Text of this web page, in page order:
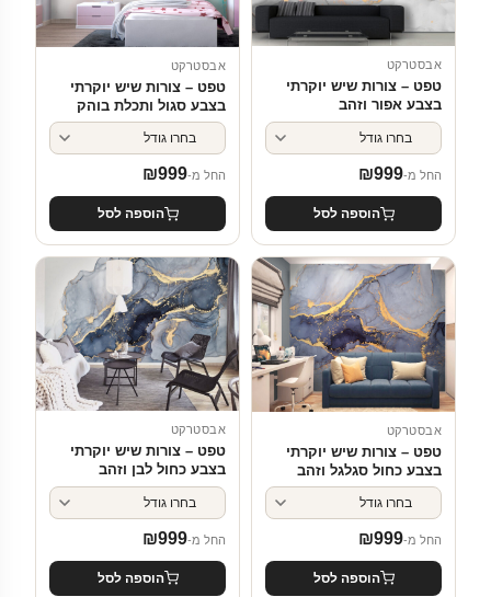
אבסטרקט
טפט – צורות שיש יוקרתי
בצבע אפור וזהב
החל מ- ₪999
הוספה לסל
אבסטרקט
טפט – צורות שיש יוקרתי
בצבע סגול ותכלת בוהק
החל מ- ₪999
הוספה לסל
אבסטרקט
טפט – צורות שיש יוקרתי
בצבע כחול סגלגל וזהב
החל מ- ₪999
הוספה לסל
אבסטרקט
טפט – צורות שיש יוקרתי
בצבע כחול לבן וזהב
החל מ- ₪999
הוספה לסל